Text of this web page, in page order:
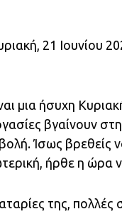
21 Ιουνίου
μια ήσυχη
βγαίνουν
Ίσως βρεθείς
ήρθε η ώρα
της, πολλές